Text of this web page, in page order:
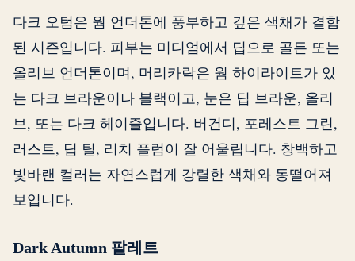
다크 오텀은 웜 언더톤에 풍부하고 깊은 색채가 결합
된 시즌입니다. 피부는 미디엄에서 딥으로 골든 또는
올리브 언더톤이며, 머리카락은 웜 하이라이트가 있
는 다크 브라운이나 블랙이고, 눈은 딥 브라운, 올리
브, 또는 다크 헤이즐입니다. 버건디, 포레스트 그린,
러스트, 딥 틸, 리치 플럼이 잘 어울립니다. 창백하고
빛바랜 컬러는 자연스럽게 강렬한 색채와 동떨어져
보입니다.
Dark Autumn 팔레트